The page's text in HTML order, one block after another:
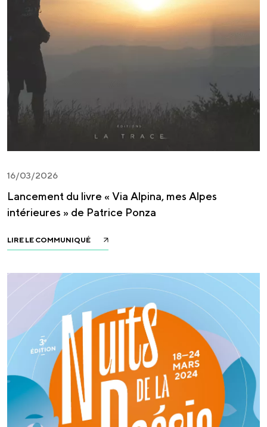
16/03/2026
Lancement du livre « Via Alpina, mes Alpes
intérieures » de Patrice Ponza
LIRE LE COMMUNIQUÉ